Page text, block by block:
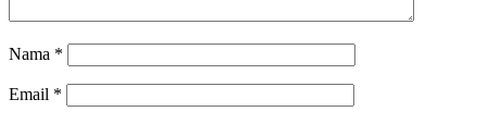
Nama *
Email *